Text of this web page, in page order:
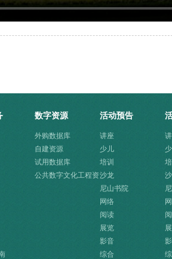
数字资源
外购数据库
自建资源
试用数据库
公共数字文化工程资
活动预告
讲座
少儿
培训
沙龙
尼山书院
网络
阅读
展览
影音
综合